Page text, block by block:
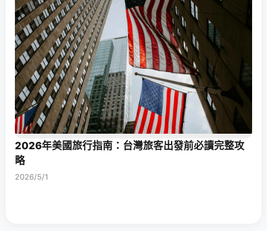
2026年美國旅行指南：台灣旅客出發前必讀完整攻
略
2026/5/1